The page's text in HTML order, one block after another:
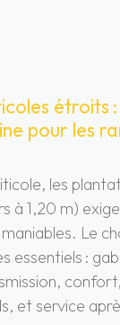
étroits
pour les
les
à 1,20 m)
Le
essentiels :
et service